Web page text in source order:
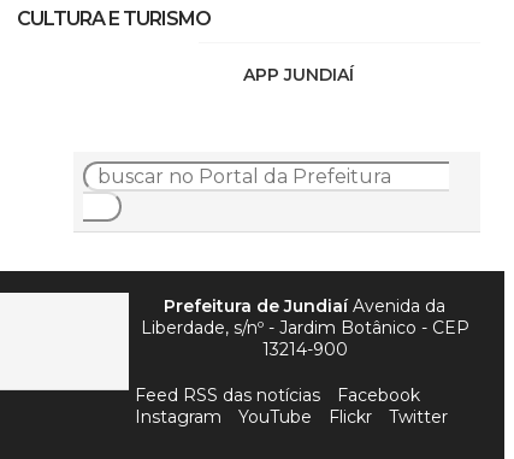
APP JUNDIAÍ
CULTURA E TURISMO
Prefeitura de JundiaíAvenida da
Liberdade, s/nº - Jardim Botânico - CEP
13214-900
Feed RSS das notícias
Facebook
Instagram
YouTube Flickr Twitter